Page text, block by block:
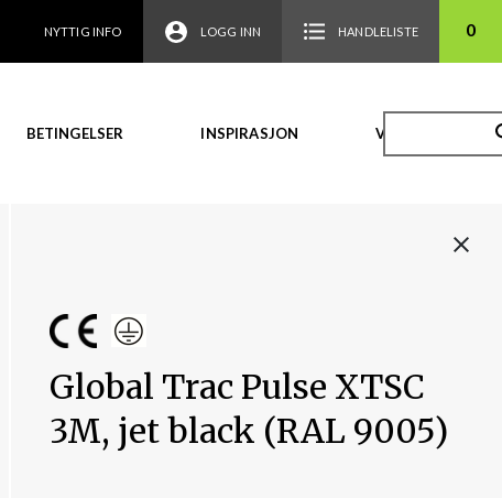
NYTTIG INFO LOGG INN HANDLELISTE 0
BETINGELSER INSPIRASJON VIDEO
Global Trac Pulse XTSC
3M, jet black (RAL 9005)